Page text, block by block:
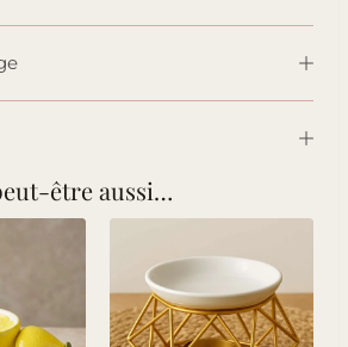
être aussi…